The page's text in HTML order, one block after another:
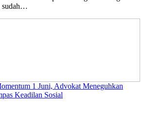
sudah…
1 Juni, Advokat Meneguhkan
Keadilan Sosial